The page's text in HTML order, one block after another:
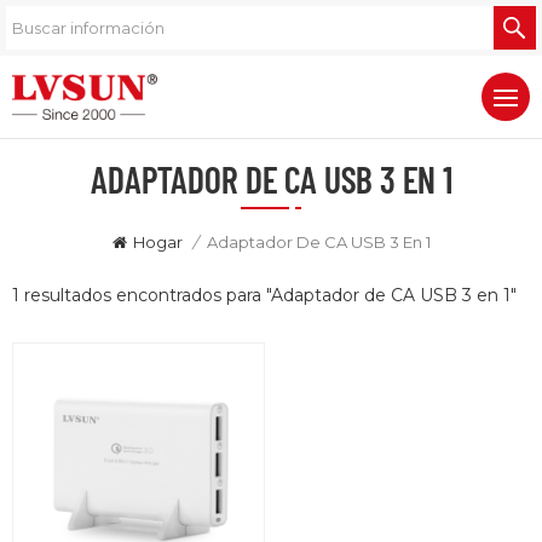
ADAPTADOR DE CA USB 3 EN 1
Hogar / Adaptador De CA USB 3 En 1
1 resultados encontrados para "Adaptador de CA USB 3 en 1"